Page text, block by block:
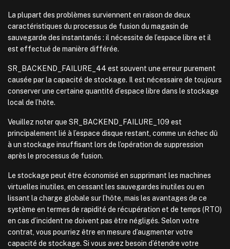
La plupart des problèmes surviennent en raison de deux
caractéristiques du processus de fusion du magasin de
sauvegarde des instantanés : il nécessite de l’espace libre et il
est effectué de manière différée.
SR_BACKEND_FAILURE_44 est souvent une erreur purement
causée par la capacité de stockage. Il est nécessaire de toujours
conserver une certaine quantité d’espace libre dans le stockage
local de l’hôte.
Veuillez noter que SR_BACKEND_FAILURE_109 est
principalement lié à l’espace disque restant, comme un échec dû
à un stockage insuffisant lors de l’opération de suppression
après le processus de fusion.
Le stockage peut être économisé en supprimant les machines
virtuelles inutiles, en cessant les sauvegardes inutiles ou en
lissant la charge globale sur l’hôte, mais les avantages de ce
système en termes de rapidité de récupération et de temps (RTO)
en cas d’incident ne doivent pas être négligés. Selon votre
contrat, vous pourriez être en mesure d’augmenter votre
capacité de stockage. Si vous avez besoin d’étendre votre